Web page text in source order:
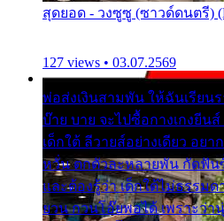
สุดยอด - วงซูซู (ซาวด์ดนตรี)
127 views • 03.07.2569
พ่อส่งเงินสามพัน ให้ฉันเรียน
บ๊าย บาย จะไปซื้อกางเกงยีนส์
เด็กใต้ ลีวายส์อย่างเดียว อย
หวั่น ตกตัวละหลายพัน กัดฟัน
และต้องรู้ว่า เด็กใต้ไม่ธรรมด
ยวน กวนโอ๊ยพอได้ เพราะว่า